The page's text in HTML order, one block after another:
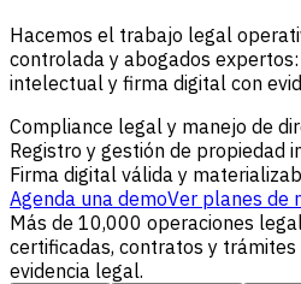
Hacemos el trabajo legal
controlada y abogados
intelectual y firma digital con
Compliance legal y manejo de
Registro y gestión de propiedad
Firma digital válida y
Agenda una demoVer planes de
Más de 10,000 operaciones
certificadas, contratos y
evidencia legal.